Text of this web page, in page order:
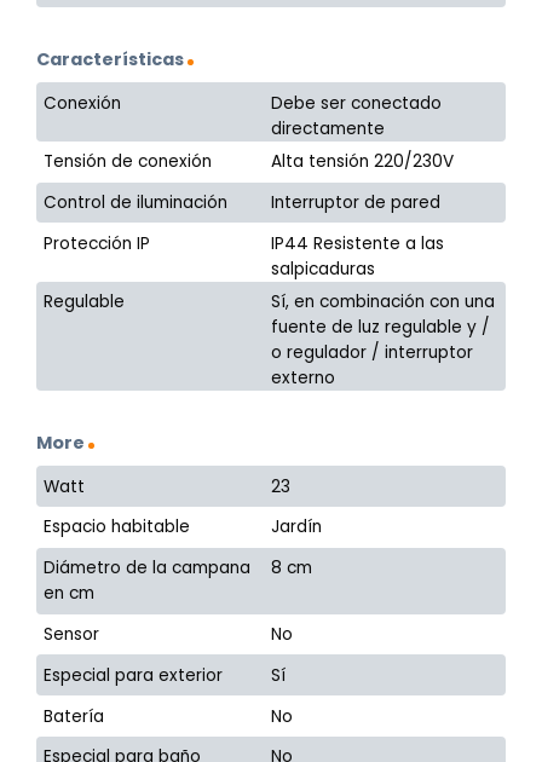
Características
Conexión
Debe ser conectado
directamente
Tensión de conexión
Alta tensión 220/230V
Control de iluminación
Interruptor de pared
Protección IP
IP44 Resistente a las
salpicaduras
Regulable
Sí, en combinación con una
fuente de luz regulable y /
o regulador / interruptor
externo
More
Watt
23
Espacio habitable
Jardín
Diámetro de la campana
en cm
8 cm
Sensor
No
Especial para exterior
Sí
Batería
No
Especial para baño
No